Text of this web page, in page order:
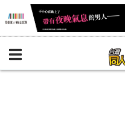
BOOKY書集倉庫